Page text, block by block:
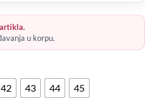
u korpu.
42 43 44 45